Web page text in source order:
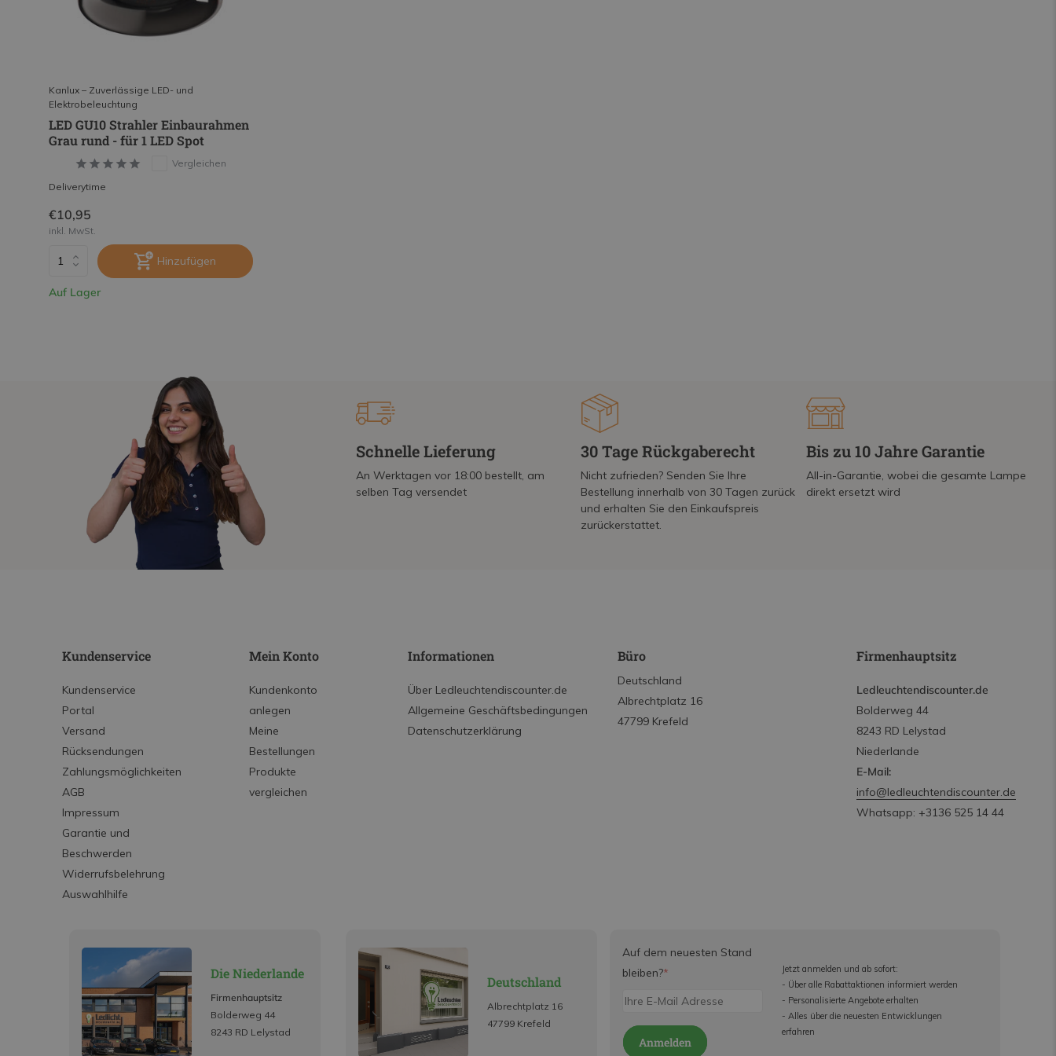
Kanlux – Zuverlässige LED- und
Elektrobeleuchtung
LED GU10 Strahler Einbaurahmen
Grau rund - für 1 LED Spot
Vergleichen
Deliverytime
€10,95
inkl. MwSt.
Hinzufügen
Auf Lager
Schnelle Lieferung
An Werktagen vor 18:00 bestellt, am
selben Tag versendet
30 Tage Rückgaberecht
Nicht zufrieden? Senden Sie Ihre
Bestellung innerhalb von 30 Tagen zurück
und erhalten Sie den Einkaufspreis
zurückerstattet.
Bis zu 10 Jahre Garantie
All-in-Garantie, wobei die gesamte Lampe
direkt ersetzt wird
Kundenservice
Kundenservice
Portal
Versand
Rücksendungen
Zahlungsmöglichkeiten
AGB
Impressum
Garantie und
Beschwerden
Widerrufsbelehrung
Auswahlhilfe
Mein Konto
Kundenkonto
anlegen
Meine
Bestellungen
Produkte
vergleichen
Informationen
Über Ledleuchtendiscounter.de
Allgemeine Geschäftsbedingungen
Datenschutzerklärung
Büro
Deutschland
Albrechtplatz 16
47799 Krefeld
Firmenhauptsitz
Ledleuchtendiscounter.de
Bolderweg 44
8243 RD Lelystad
Niederlande
E-Mail:
info@ledleuchtendiscounter.de
Whatsapp: +3136 525 14 44
Die Niederlande
Firmenhauptsitz
Bolderweg 44
8243 RD Lelystad
Deutschland
Albrechtplatz 16
47799 Krefeld
Auf dem neuesten Stand
bleiben?*
Anmelden
Jetzt anmelden und ab sofort:
- Über alle Rabattaktionen informiert werden
- Personalisierte Angebote erhalten
- Alles über die neuesten Entwicklungen
erfahren